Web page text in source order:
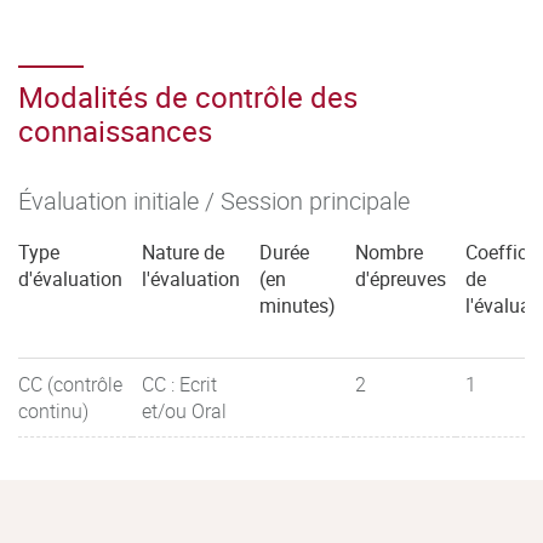
Modalidades de evaluación:
Tarea escrita individual en clase: redacción de síntesis
de fuentes informativas (competencias en comprensión
procesos de selección, integración y organización de la
información.
Tarea escrita individual: redacción de documentos de
comunicación externa (para Instituciones, empresas),
mediante la redacción de documentos argumentativos
breves.
Modalités de contrôle des
connaissances
Évaluation initiale / Session principale
Type
d'évaluation
Nature de
l'évaluation
Durée
(en
minutes)
Nombre
d'épreuves
de
CC (contrôle
continu)
CC : Ecrit
et/ou Oral
2 1